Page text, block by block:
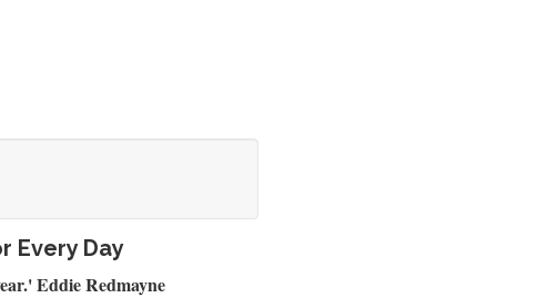
Every Day
Eddie Redmayne